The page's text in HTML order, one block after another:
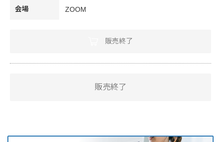
会場 ZOOM
販売終了
販売終了